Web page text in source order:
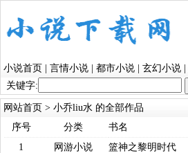
小说首页 言情小说 都市小说 玄幻小说
关键字:
网站首页 > 小乔liu水 的全部作品
序号
分类
书名
1
网游小说 篮神之黎明时代